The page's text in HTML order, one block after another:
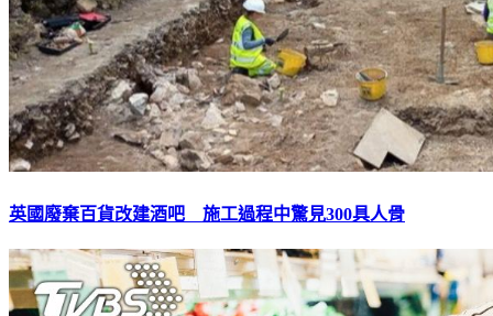
英國廢棄百貨改建酒吧 施工過程中驚見300具人骨